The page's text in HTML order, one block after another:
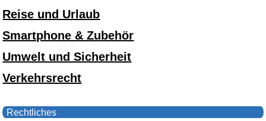
Reise und Urlaub
Smartphone & Zubehör
Umwelt und Sicherheit
Verkehrsrecht
Rechtliches